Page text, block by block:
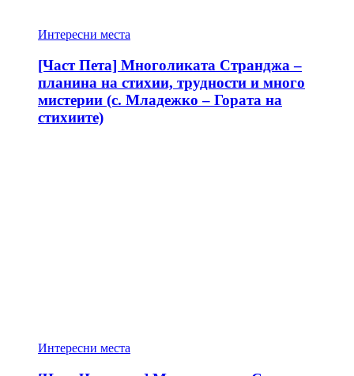
Интересни места
[Част Пета] Многоликата Странджа –
планина на стихии, трудности и много
мистерии (с. Младежко – Гората на
стихиите)
Интересни места